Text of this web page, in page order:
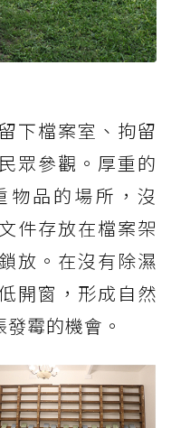
下檔案室、拘留
眾參觀。厚重的
物品的場所，沒
件存放在檔案架
放。在沒有除濕
開窗，形成自然
霉的機會。